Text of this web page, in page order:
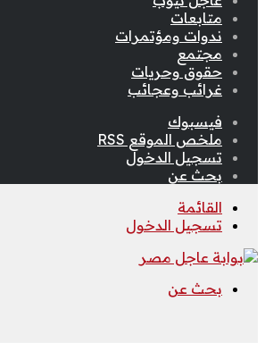
متابعات
ندوات ومؤتمرات
مجتمع
حقوق وحريات
غرائب وعجائب
فيسبوك
ملخص الموقع RSS
تسجيل الدخول
بحث عن
القائمة
تسجيل الدخول
بحث عن